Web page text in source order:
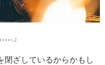
」
ざしているからかもし